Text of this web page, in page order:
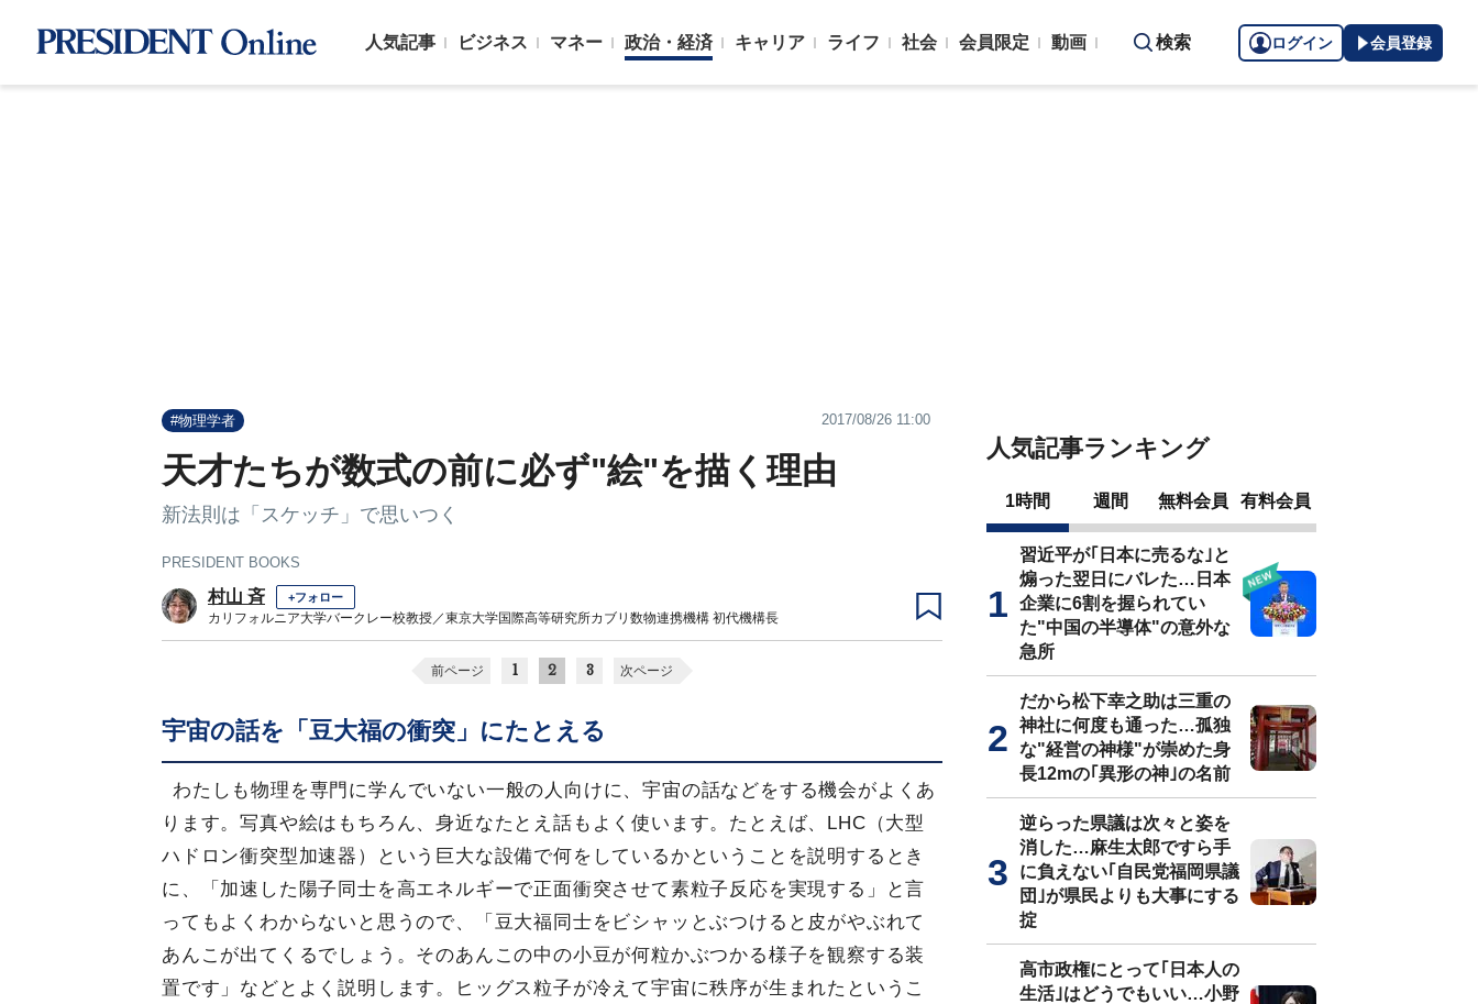
人気記事 ビジネス マネー 政治・経済 キャリア ライフ 社会 会員限定 動画 検索 ログイン 会員登録
#物理学者 2017/08/26 11:00
天才たちが数式の前に必ず"絵"を描く理由
新法則は「スケッチ」で思いつく
PRESIDENT BOOKS
村山 斉 +フォロー
カリフォルニア大学バークレー校教授／東京大学国際高等研究所カブリ数物連携機構 初代機構長
前ページ 1 2 3 次ページ
宇宙の話を「豆大福の衝突」にたとえる
わたしも物理を専門に学んでいない一般の人向けに、宇宙の話などをする機会がよくあ
ります。写真や絵はもちろん、身近なたとえ話もよく使います。たとえば、LHC（大型
ハドロン衝突型加速器）という巨大な設備で何をしているかということを説明するとき
に、「加速した陽子同士を高エネルギーで正面衝突させて素粒子反応を実現する」と言
ってもよくわからないと思うので、「豆大福同士をビシャッとぶつけると皮がやぶれて
あんこが出てくるでしょう。そのあんこの中の小豆が何粒かぶつかる様子を観察する装
置です」などとよく説明します。ヒッグス粒子が冷えて宇宙に秩序が生まれたというこ
人気記事ランキング
1時間 週間 無料会員 有料会員
習近平が｢日本に売るな｣と
煽った翌日にバレた…日本
企業に6割を握られてい
た"中国の半導体"の意外な
急所
だから松下幸之助は三重の
神社に何度も通った…孤独
な"経営の神様"が崇めた身
長12mの｢異形の神｣の名前
逆らった県議は次々と姿を
消した…麻生太郎ですら手
に負えない｢自民党福岡県議
団｣が県民よりも大事にする
掟
高市政権にとって｢日本人の
生活｣はどうでもいい…小野